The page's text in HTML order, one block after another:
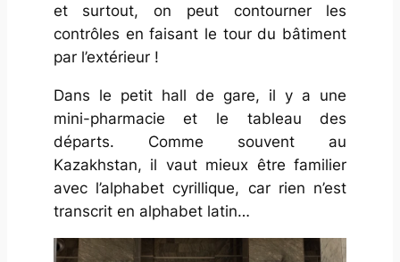
et surtout, on peut contourner les
contrôles en faisant le tour du bâtiment
par l’extérieur !
Dans le petit hall de gare, il y a une
mini-pharmacie et le tableau des
départs. Comme souvent au
Kazakhstan, il vaut mieux être familier
avec l’alphabet cyrillique, car rien n’est
transcrit en alphabet latin…